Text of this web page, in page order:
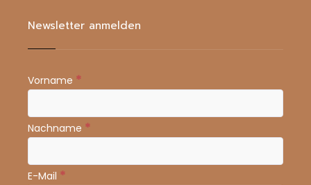
Newsletter anmelden
Vorname *
Nachname *
E-Mail *